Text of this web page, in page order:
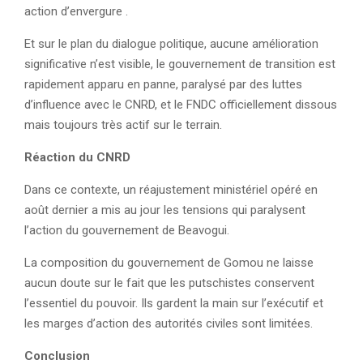
action d’envergure .
Et sur le plan du dialogue politique, aucune amélioration
significative n’est visible, le gouvernement de transition est
rapidement apparu en panne, paralysé par des luttes
d’influence avec le CNRD, et le FNDC officiellement dissous
mais toujours très actif sur le terrain.
Réaction du CNRD
Dans ce contexte, un réajustement ministériel opéré en
août dernier a mis au jour les tensions qui paralysent
l’action du gouvernement de Beavogui.
La composition du gouvernement de Gomou ne laisse
aucun doute sur le fait que les putschistes conservent
l’essentiel du pouvoir. Ils gardent la main sur l’exécutif et
les marges d’action des autorités civiles sont limitées.
Conclusion